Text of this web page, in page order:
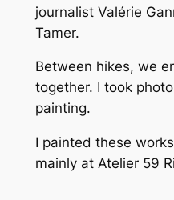
journalist Valérie
Tamer.
Between hikes, we
together. I took
painting.
I painted these
mainly at Atelier 59